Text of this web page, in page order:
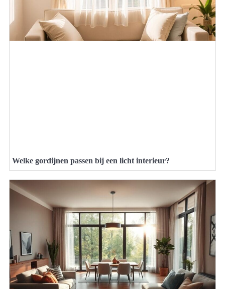
Welke gordijnen passen bij een licht interieur?